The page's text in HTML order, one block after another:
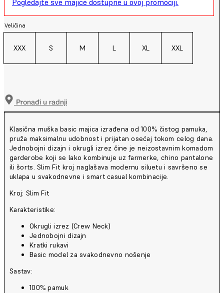
Veličina
XXX S M L XL XXL
Pronađi u radnji
Klasična muška basic majica izrađena od 100% čistog pamuka,
pruža maksimalnu udobnost i prijatan osećaj tokom celog dana.
Jednobojni dizajn i okrugli izrez čine je neizostavnim komadom
garderobe koji se lako kombinuje uz farmerke, chino pantalone
ili šorts. Slim Fit kroj naglašava modernu siluetu i savršeno se
uklapa u svakodnevne i smart casual kombinacije.
Kroj: Slim Fit
Karakteristike:
Okrugli izrez (Crew Neck)
Jednobojni dizajn
Kratki rukavi
Basic model za svakodnevno nošenje
Sastav:
100% pamuk